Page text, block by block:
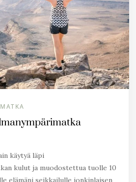
käytyä läpi
kulut ja muodostettua tuolle 10
elämäni seikkailulle jonkinlaisen